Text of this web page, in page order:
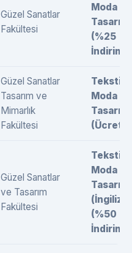
Güzel Sanatlar
Fakültesi
Moda
Tasarımı
(%25
İndirimli)
Güzel Sanatlar
Tasarım ve
Mimarlık
Fakültesi
Tekstil
Moda
Tasarımı
(Ücretli)
Güzel Sanatlar
ve Tasarım
Fakültesi
Tekstil
Moda
Tasarımı
(%50
İndirimli)